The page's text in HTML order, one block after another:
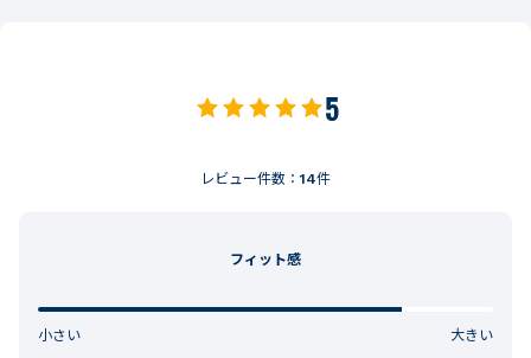
5
レビュー件数： 14件
フィット感
小さい 大きい